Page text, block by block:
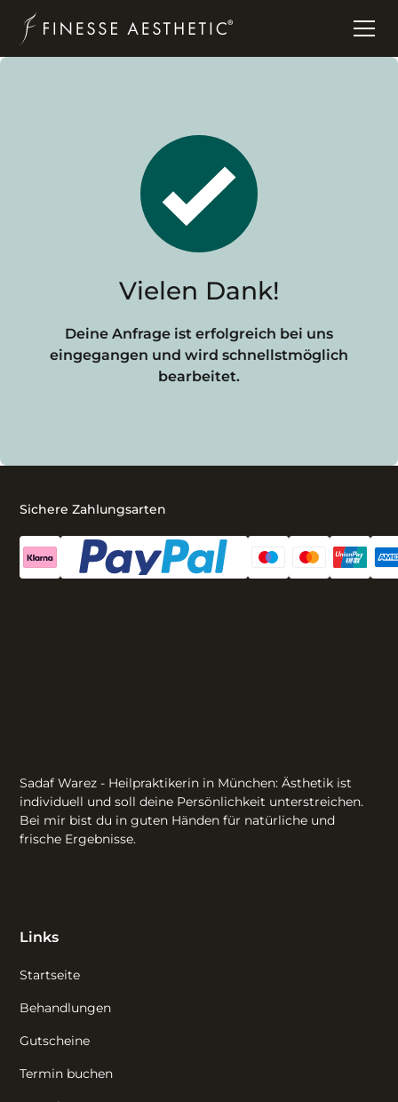
Vielen Dank!
Deine Anfrage ist erfolgreich bei uns
eingegangen und wird schnellstmöglich
bearbeitet.
Sichere Zahlungsarten
Sadaf Warez - Heilpraktikerin in München: Ästhetik ist
individuell und soll deine Persönlichkeit unterstreichen.
Bei mir bist du in guten Händen für natürliche und
frische Ergebnisse.
Links
Startseite
Behandlungen
Gutscheine
Termin buchen